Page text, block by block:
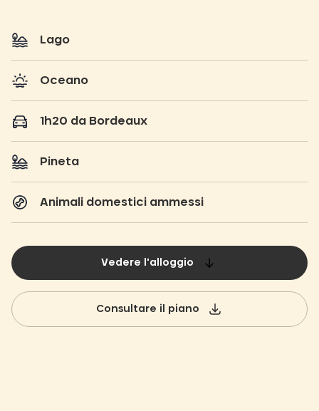
Lago
Oceano
1h20 da Bordeaux
Pineta
Animali domestici ammessi
Vedere l'alloggio
Consultare il piano